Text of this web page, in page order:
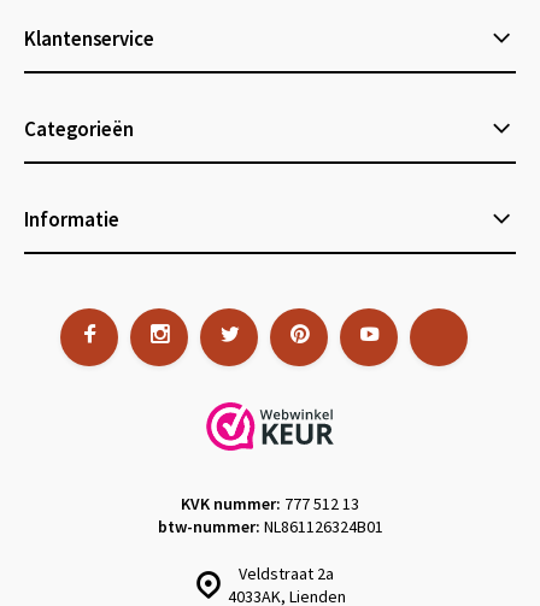
Klantenservice
Categorieën
Informatie
Veldstraat 2a
4033AK, Lienden
KVK nummer: 777 512 13
btw-nummer: NL861126324B01